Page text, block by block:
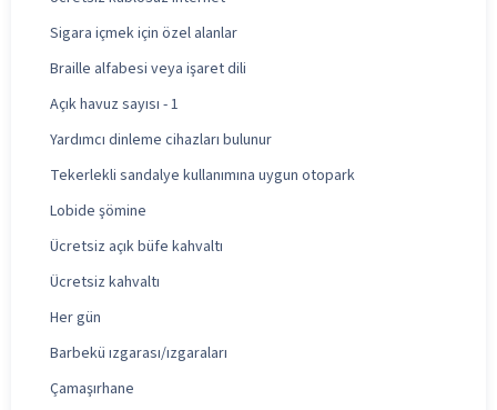
Sigara içmek için özel alanlar
Braille alfabesi veya işaret dili
Açık havuz sayısı - 1
Yardımcı dinleme cihazları bulunur
Tekerlekli sandalye kullanımına uygun otopark
Lobide şömine
Ücretsiz açık büfe kahvaltı
Ücretsiz kahvaltı
Her gün
Barbekü ızgarası/ızgaraları
Çamaşırhane